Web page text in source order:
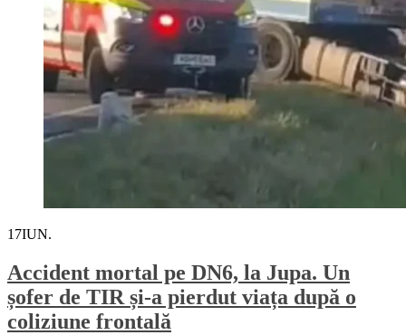
17IUN.
Accident mortal pe DN6, la Jupa. Un
șofer de TIR și-a pierdut viața după o
coliziune frontală